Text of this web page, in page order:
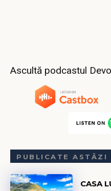
Ascultă podcastul
PUBLICATE ASTĂZI
CASA